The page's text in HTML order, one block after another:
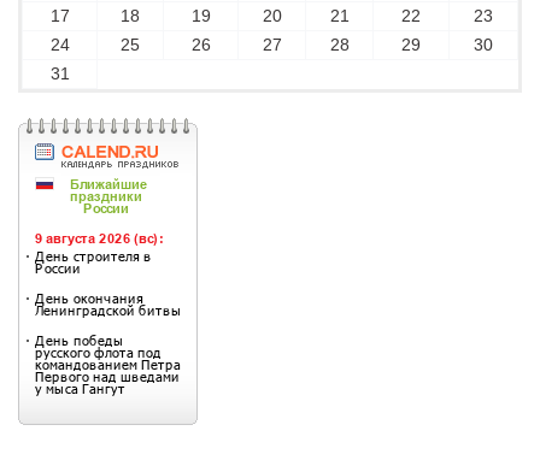
17
18 19 20 21 22
23
24
25 26 27 28 29
30
31